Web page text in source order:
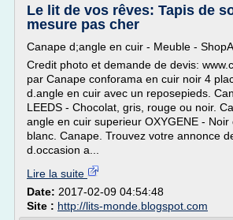
Le lit de vos rêves: Tapis de
mesure pas cher
Canape d;angle en cuir - Meuble -
Credit photo et demande de devis:
par Canape conforama en cuir noir 4
d.angle en cuir avec un reposepieds.
LEEDS - Chocolat, gris, rouge ou noir.
angle en cuir superieur OXYGENE -
blanc. Canape. Trouvez votre annonce
d.occasion a...
Lire la suite
Date: 2017-02-09 04:54:48
Site : http://lits-monde.blogspot.com